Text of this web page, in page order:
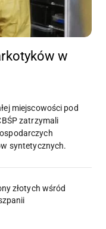
w
miejscowości pod
zatrzymali
syntetycznych.
złotych wśród